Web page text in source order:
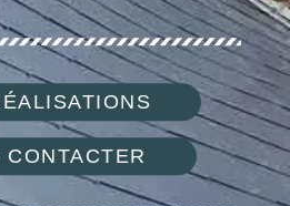
CONTACTER